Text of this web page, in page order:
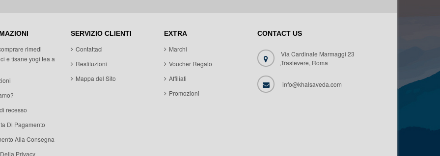
rimedi
e tisane yogi tea a
recesso
Di Pagamento
Alla Consegna
Privacy
SERVIZIO CLIENTI
Contattaci
Restituzioni
Mappa del Sito
EXTRA
Marchi
Voucher Regalo
Affiliati
Promozioni
CONTACT US
Via Cardinale Marmaggi 23
,Trastevere, Roma
info@khalsaveda.com